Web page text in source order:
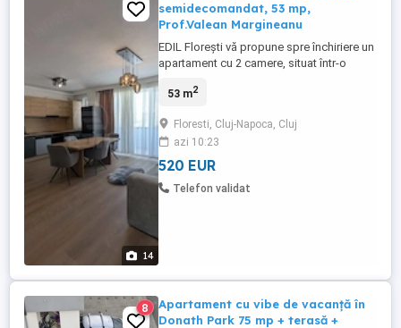
14
semidecomandat, 53 mp,
Prof.Valean Margineanu
EDIL Florești vă propune spre închiriere un
apartament cu 2 camere, situat într-o
foarte bine cotată din Florești, în imediata
Cluj-Napoca și principalele puncte de
interes. Locația este ideală pentru cei care
își doresc ...
53 m2
Floresti, Cluj-Napoca, Cluj
azi 10:23
520 EUR
Telefon validat
8
Apartament cu vibe de vacanță în
Donath Park 75 mp + terasă +